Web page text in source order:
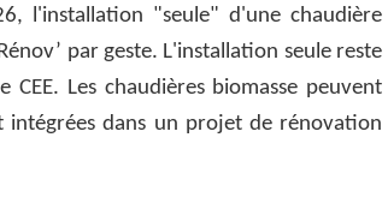
l'installation "seule" d'une chaudière
par geste. L'installation seule reste
Les chaudières biomasse peuvent
intégrées dans un projet de rénovation